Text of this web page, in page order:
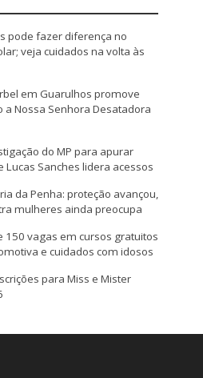
pode fazer diferença no
veja cuidados na volta às
em Guarulhos promove
a Nossa Senhora Desatadora
do MP para apurar
Sanches lidera acessos
da Penha: proteção avançou,
mulheres ainda preocupa
150 vagas em cursos gratuitos
e cuidados com idosos
para Miss e Mister